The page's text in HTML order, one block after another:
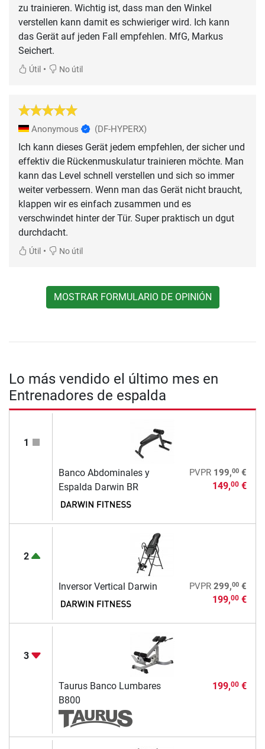
zu trainieren. Wichtig ist, dass man den Winkel
verstellen kann damit es schwieriger wird. Ich kann
das Gerät auf jeden Fall empfehlen. MfG, Markus
Seichert.
Útil • No útil
Anonymous (DF-HYPERX)
Ich kann dieses Gerät jedem empfehlen, der sicher und
effektiv die Rückenmuskulatur trainieren möchte. Man
kann das Level schnell verstellen und sich so immer
weiter verbessern. Wenn man das Gerät nicht braucht,
klappen wir es einfach zusammen und es
verschwindet hinter der Tür. Super praktisch un dgut
durchdacht.
Útil • No útil
MOSTRAR FORMULARIO DE OPINIÓN
Lo más vendido el último mes en
Entrenadores de espalda
1
Banco Abdominales y
Espalda Darwin BR
PVPR 199,00€
149,00€
2
Inversor Vertical Darwin PVPR 299,00€
199,00€
3
Taurus Banco Lumbares
B800
199,00€